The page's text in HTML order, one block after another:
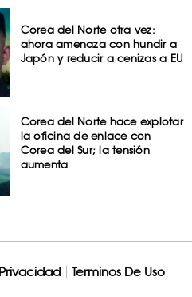
Corea del Norte otra vez:
ahora amenaza con hundir a
Japón y reducir a cenizas a EU
Corea del Norte hace explotar
la oficina de enlace con
Corea del Sur; la tensión
aumenta
Terminos De Uso